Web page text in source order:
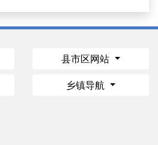
县市区网站
乡镇导航